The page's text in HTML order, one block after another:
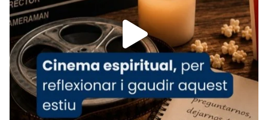
Foto
View on Facebook · Share
Arquebisbat de Barcelona
2 weeks ago
«Avui les santes Juliana i Semproniana ens
ajuden a alçar la mirada»